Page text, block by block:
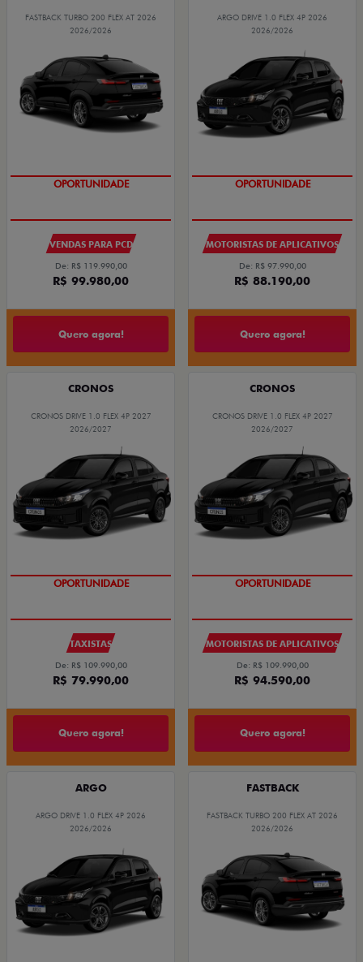
FASTBACK TURBO 200 FLEX AT 2026
2026/2026
OPORTUNIDADE
VENDAS PARA PCD
De: R$ 119.990,00
R$ 99.980,00
Quero agora!
ARGO DRIVE 1.0 FLEX 4P 2026
2026/2026
OPORTUNIDADE
MOTORISTAS DE APLICATIVOS
De: R$ 97.990,00
R$ 88.190,00
Quero agora!
CRONOS
CRONOS DRIVE 1.0 FLEX 4P 2027
2026/2027
OPORTUNIDADE
TAXISTAS
De: R$ 109.990,00
R$ 79.990,00
Quero agora!
CRONOS
CRONOS DRIVE 1.0 FLEX 4P 2027
2026/2027
OPORTUNIDADE
MOTORISTAS DE APLICATIVOS
De: R$ 109.990,00
R$ 94.590,00
Quero agora!
ARGO
ARGO DRIVE 1.0 FLEX 4P 2026
2026/2026
FASTBACK
FASTBACK TURBO 200 FLEX AT 2026
2026/2026